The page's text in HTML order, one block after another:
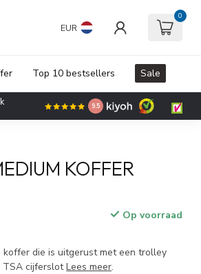
EUR
0
Top 10 bestsellers Sale
9.5
KOFFER
Op voorraad
die is uitgerust met een trolley
TSA cijferslotLees meer.